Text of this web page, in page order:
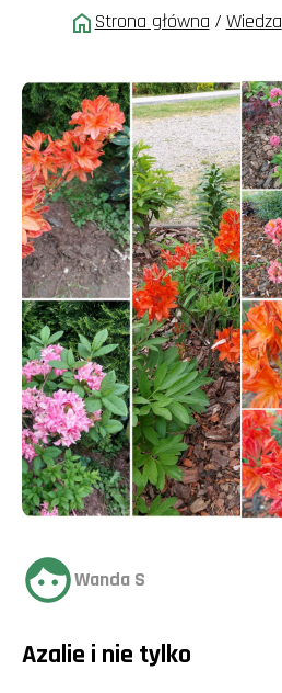
Strona główna / Wiedza
Wanda S
Azalie i nie tylko